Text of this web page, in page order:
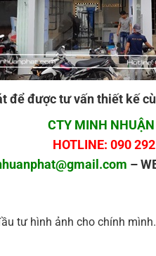
để được tư vấn thiết kế
CTY MINH
HOTLINE: 090
–
tư hình ảnh cho chính